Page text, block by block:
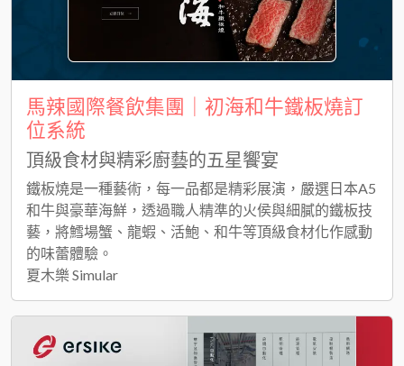
馬辣國際餐飲集團｜初海和牛鐵板燒訂
位系統
頂級食材與精彩廚藝的五星饗宴
鐵板燒是一種藝術，每一品都是精彩展演，嚴選日本A5
和牛與豪華海鮮，透過職人精準的火侯與細膩的鐵板技
藝，將鱈場蟹、龍蝦、活鮑、和牛等頂級食材化作感動
的味蕾體驗。
夏木樂 Simular